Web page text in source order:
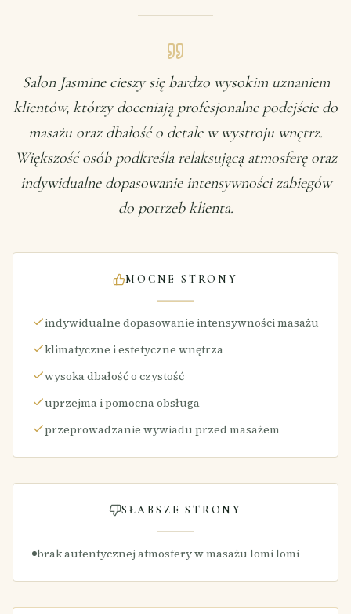
Salon Jasmine cieszy się bardzo wysokim uznaniem
klientów, którzy doceniają profesjonalne podejście do
masażu oraz dbałość o detale w wystroju wnętrz.
Większość osób podkreśla relaksującą atmosferę oraz
indywidualne dopasowanie intensywności zabiegów
do potrzeb klienta.
MOCNE STRONY
indywidualne dopasowanie intensywności masażu
klimatyczne i estetyczne wnętrza
wysoka dbałość o czystość
uprzejma i pomocna obsługa
przeprowadzanie wywiadu przed masażem
SŁABSZE STRONY
brak autentycznej atmosfery w masażu lomi lomi